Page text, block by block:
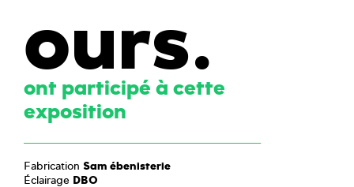
ours.
ont participé à cette
exposition
Fabrication Sam ébenisterie
Éclairage DBO